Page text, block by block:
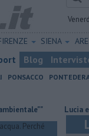
SIENA
Blog
PONSACCO
Lucia e la sua